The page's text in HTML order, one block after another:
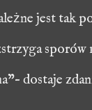
jest tak
sporów
dostaje